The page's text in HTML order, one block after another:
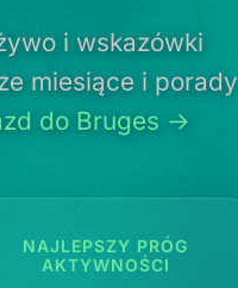
i wskazówki
miesiące i porady
do Bruges →
NAJLEPSZY PRÓG
AKTYWNOŚCI